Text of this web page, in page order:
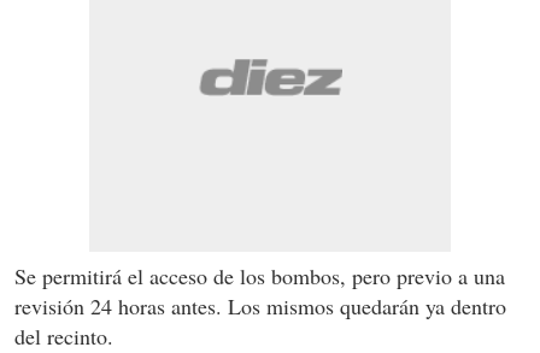
Se permitirá el acceso de los bombos, pero previo a una
revisión 24 horas antes. Los mismos quedarán ya dentro
del recinto.